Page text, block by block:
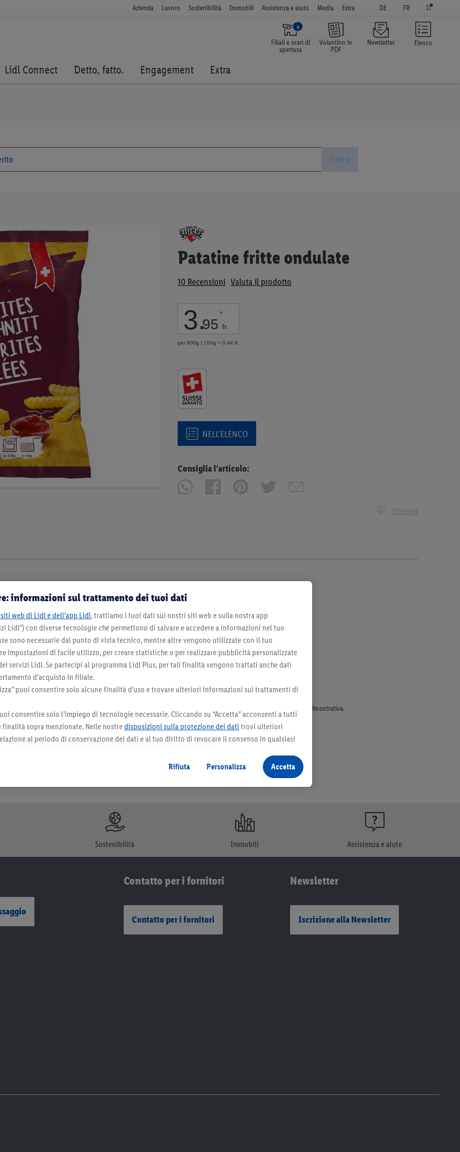
Elenco
Azienda Lavoro Sostenibilità Immobili Assistenza e aiuto Media Extra DE FR IT
x
Filiali e orari di
apertura
Volantino in
PDF
Newsletter
Lidl Connect Detto, fatto. Engagement Extra
Patatine fritte ondulate
10Recensioni Valuta il prodotto
3.95
*
fr.
per 900g | 100g = 0,44 fr.
NELL’ELENCO
Consiglia l’articolo:
Stampa
all'inizio
galleria
immagini
I prodotti qui reclamizzati, soprattutto quelli non-food, non fanno sempre parte dell’assortimento. Ill. dimostrativa.
Sostenibilità Immobili Assistenza e aiuto
Contatto per i fornitori
Contatto per i fornitori
Newsletter
Iscrizione alla Newsletter
informazioni sul trattamento dei tuoi dati
web di Lidl e dell’app Lidl, trattiamo i tuoi dati sui nostri siti web e sulla nostra app
Lidl”) con diverse tecnologie che permettono di salvare e accedere a informazioni nel tuo
sono necessarie dal punto di vista tecnico, mentre altre vengono utilizzate con il tuo
impostazioni di facile utilizzo, per creare statistiche o per realizzare pubblicità personalizzate
servizi Lidl. Se partecipi al programma Lidl Plus, per tali finalità vengono trattati anche dati
d’acquisto in filiale.
puoi consentire solo alcune finalità d’uso e trovare ulteriori informazioni sui trattamenti di
consentire solo l’impiego di tecnologie necessarie. Cliccando su “Accetta” acconsenti a tutti
sopra menzionate. Nelle nostredisposizioni sulla protezione dei dati trovi ulteriori
al periodo di conservazione dei dati e al tuo diritto di revocare il consenso in qualsiasi
Rifiuta
Personalizza Accetta